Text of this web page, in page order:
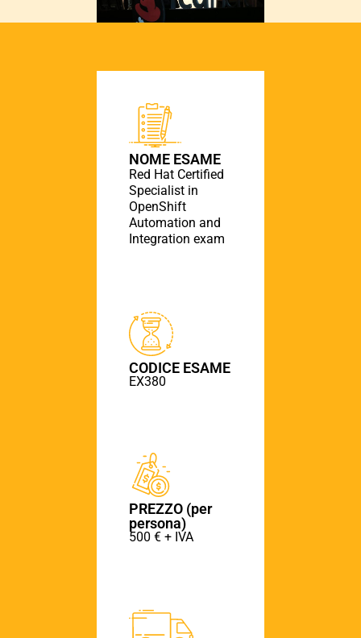
NOME ESAME
Red Hat Certified
Specialist in
OpenShift
Automation and
Integration exam
CODICE ESAME
EX380
PREZZO (per
persona)
500 € + IVA